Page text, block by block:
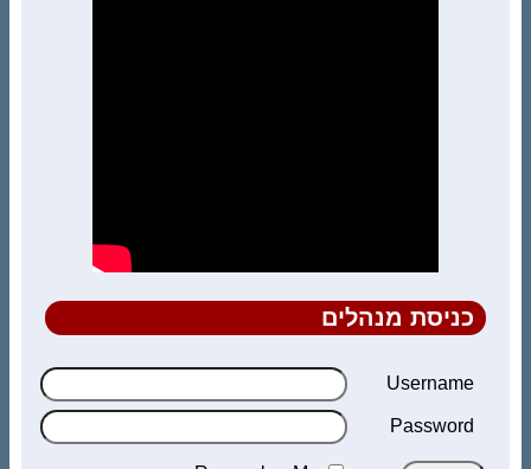
כניסת מנהלים
Username
Password